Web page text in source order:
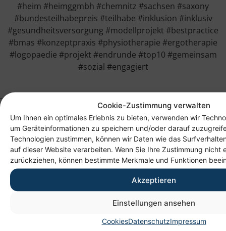
Cookie-Zustimmung verwalten
Um Ihnen ein optimales Erlebnis zu bieten, verwenden wir
um Geräteinformationen zu speichern und/oder darauf
Technologien zustimmen, können wir Daten wie das
auf dieser Website verarbeiten. Wenn Sie Ihre Zustimmung nicht
zurückziehen, können bestimmte Merkmale und Funktionen
Akzeptieren
Einstellungen ansehen
CookiesDatenschutzImpressum
#heim #heimggmbh #chemnitz #sachsen #saxony
#bundesteilhabepreis #teilhabe #inklusion #inklusiv
#gesundheitsversorgung #modellprojekt #bestpractice
#bmas #konzeptpraxis #physiotherapie #ergotherapie
#logopaedie #projekt #endrunde #top10 #gemeinsam
#sozial #engagiert
Anschrift
Heim gemeinnützige GmbH